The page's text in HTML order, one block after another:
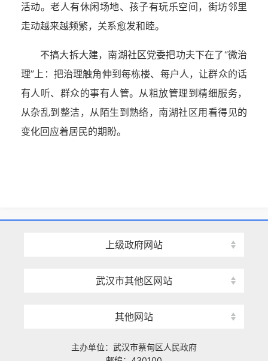
活动。老人有休闲场地、孩子有玩乐空间，街坊邻里
走动越来越频繁，关系愈发和睦。
不搞大拆大建，南湖社区党委把功夫下在了“微治
理”上：把治理触角伸到每栋楼、每户人，让群众的话
有人听、群众的事有人管。从粗放管理到精细服务，
从杂乱到整洁，从陌生到熟络，南湖社区用看得见的
变化回应着居民的期盼。
上级政府网站
武汉市其他区网站
其他网站
主办单位：武汉市蔡甸区人民政府